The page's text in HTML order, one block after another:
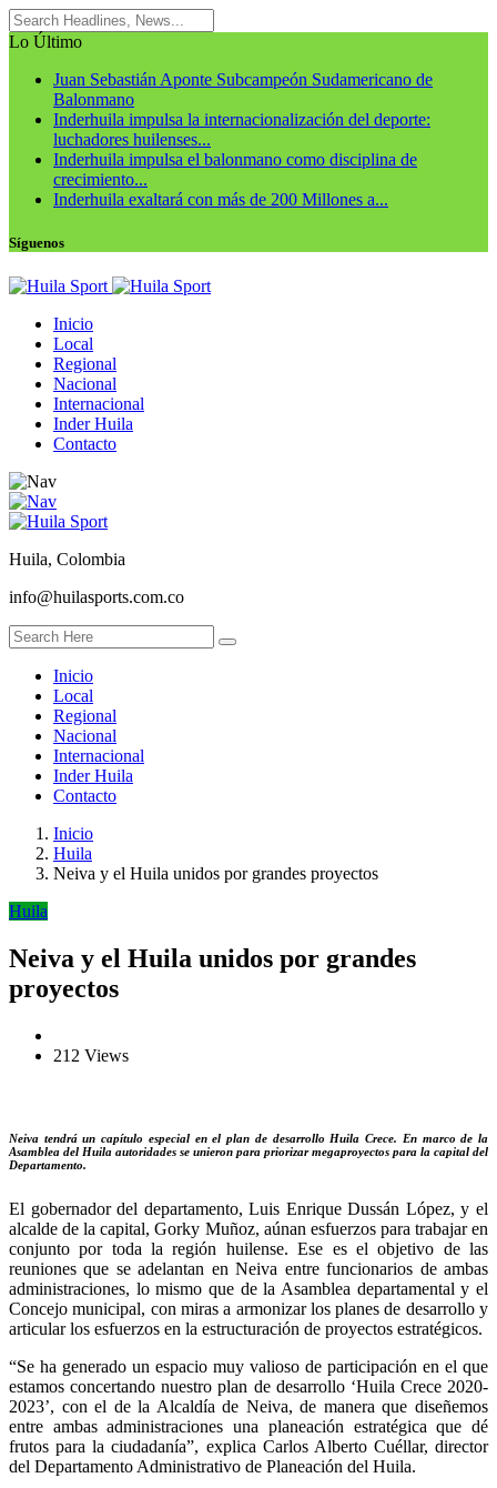
Lo Último
Juan Sebastián Aponte Subcampeón Sudamericano de
Balonmano
Inderhuila impulsa la internacionalización del deporte:
luchadores huilenses...
Inderhuila impulsa el balonmano como disciplina de
crecimiento...
Inderhuila exaltará con más de 200 Millones a...
Síguenos
Inicio
Local
Regional
Nacional
Internacional
Inder Huila
Contacto
Huila, Colombia
info@huilasports.com.co
Inicio
Local
Regional
Nacional
Internacional
Inder Huila
Contacto
Inicio
Huila
Neiva y el Huila unidos por grandes proyectos
Huila
Neiva y el Huila unidos por grandes
proyectos
212 Views
Neiva tendrá un capítulo especial en el plan de desarrollo Huila Crece. En marco de la
Asamblea del Huila autoridades se unieron para priorizar megaproyectos para la capital del
Departamento.
El gobernador del departamento, Luis Enrique Dussán López, y el
alcalde de la capital, Gorky Muñoz, aúnan esfuerzos para trabajar en
conjunto por toda la región huilense. Ese es el objetivo de las
reuniones que se adelantan en Neiva entre funcionarios de ambas
administraciones, lo mismo que de la Asamblea departamental y el
Concejo municipal, con miras a armonizar los planes de desarrollo y
articular los esfuerzos en la estructuración de proyectos estratégicos.
“Se ha generado un espacio muy valioso de participación en el que
estamos concertando nuestro plan de desarrollo ‘Huila Crece 2020-
2023’, con el de la Alcaldía de Neiva, de manera que diseñemos
entre ambas administraciones una planeación estratégica que dé
frutos para la ciudadanía”, explica Carlos Alberto Cuéllar, director
del Departamento Administrativo de Planeación del Huila.